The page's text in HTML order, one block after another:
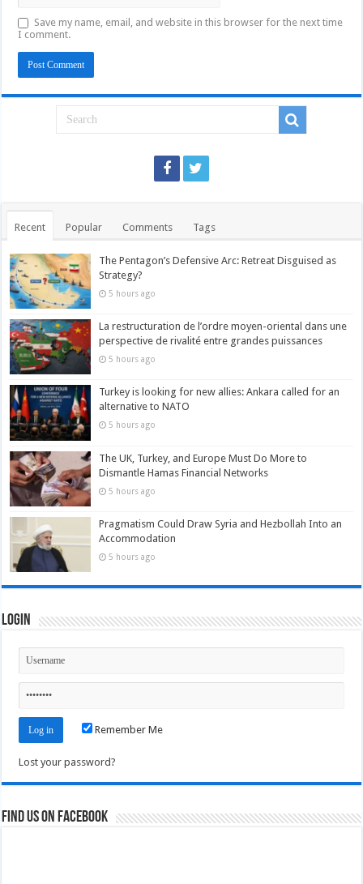
Save my name, email, and website in this browser for the next time
I comment.
Recent Popular Comments Tags
The Pentagon’s Defensive Arc: Retreat Disguised as
Strategy?
5 hours ago
La restructuration de l’ordre moyen-oriental dans une
perspective de rivalité entre grandes puissances
5 hours ago
Turkey is looking for new allies: Ankara called for an
alternative to NATO
5 hours ago
The UK, Turkey, and Europe Must Do More to
Dismantle Hamas Financial Networks
5 hours ago
Pragmatism Could Draw Syria and Hezbollah Into an
Accommodation
5 hours ago
Login
Remember Me
Lost your password?
Find us on Facebook